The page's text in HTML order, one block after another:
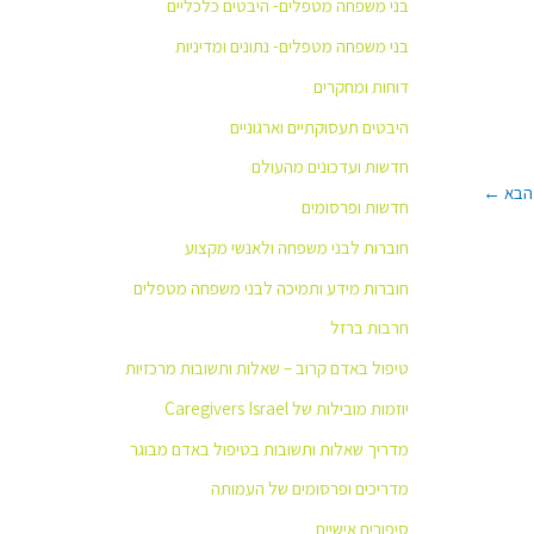
←
בני משפחה מטפלים- היבטים כלכליים
בני משפחה מטפלים- נתונים ומדיניות
דוחות ומחקרים
היבטים תעסוקתיים וארגוניים
חדשות ועדכונים מהעולם
חדשות ופרסומים
חוברות לבני משפחה ולאנשי מקצוע
חוברות מידע ותמיכה לבני משפחה מטפלים
חרבות ברזל
טיפול באדם קרוב – שאלות ותשובות מרכזיות
יוזמות מובילות של Caregivers Israel
מדריך שאלות ותשובות בטיפול באדם מבוגר
מדריכים ופרסומים של העמותה
סיפורים אישיים